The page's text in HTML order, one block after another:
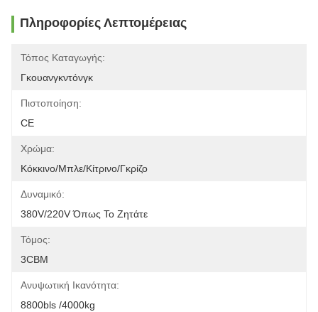
Πληροφορίες Λεπτομέρειας
Τόπος Καταγωγής:
Γκουανγκντόνγκ
Πιστοποίηση:
CE
Χρώμα:
Κόκκινο/μπλε/κίτρινο/γκρίζο
Δυναμικό:
380V/220V Όπως Το Ζητάτε
Τόμος:
3CBM
Ανυψωτική Ικανότητα:
8800bls /4000kg